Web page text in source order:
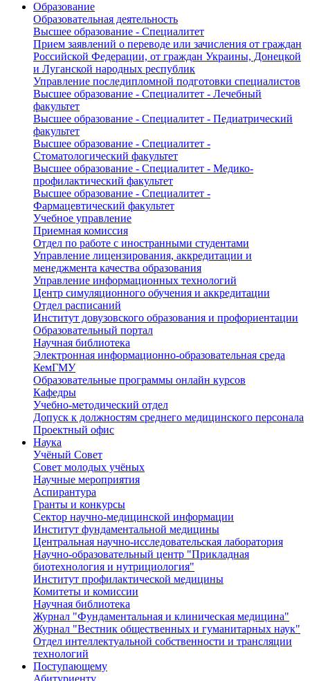
Образование
Образовательная деятельность
Высшее образование - Специалитет
Прием заявлений о переводе или зачисления от граждан
Российской Федерации, от граждан Украины, Донецкой
и Луганской народных республик
Управление последипломной подготовки специалистов
Высшее образование - Специалитет - Лечебный
факультет
Высшее образование - Специалитет - Педиатрический
факультет
Высшее образование - Специалитет -
Стоматологический факультет
Высшее образование - Специалитет - Медико-
профилактический факультет
Высшее образование - Специалитет -
Фармацевтический факультет
Учебное управление
Приемная комиссия
Отдел по работе с иностранными студентами
Управление лицензирования, аккредитации и
менеджмента качества образования
Управление информационных технологий
Центр симуляционного обучения и аккредитации
Отдел расписаний
Институт довузовского образования и профориентации
Образовательный портал
Научная библиотека
Электронная информационно-образовательная среда
КемГМУ
Образовательные программы онлайн курсов
Кафедры
Учебно-методический отдел
Допуск к должностям среднего медицинского персонала
Проектный офис
Наука
Учёный Cовет
Совет молодых учёных
Научные мероприятия
Аспирантура
Гранты и конкурсы
Сектор научно-медицинской информации
Институт фундаментальной медицины
Центральная научно-исследовательская лаборатория
Научно-образовательный центр "Прикладная
биотехнология и нутрициология"
Институт профилактической медицины
Комитеты и комиссии
Научная библиотека
Журнал "Фундаментальная и клиническая медицина"
Журнал "Вестник общественных и гуманитарных наук"
Отдел интеллектуальной собственности и трансляции
технологий
Поступающему
Абитуриенту